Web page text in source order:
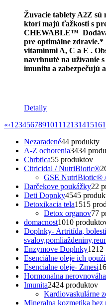
Žuvacie tablety A2Z sú
ktorí majú ťažkosti s
CHEWABLE™
pre optimálne zdravie.*
vitamínmi A, C a E .
navrhnuté na užívanie
imunitu a zabezpečujú
Detaily
«‹1 234567891011 1213141516
Nezaradené44 produkty
A-Z ochorenia3434
Chrbtica55 produktov
Citricidal / NutriBiotic®
GSE NutriBiotic®
Darčekove poukážky22
Deti Dopnky4545
Detoxikacia tela1515
Detox organov77
domacnost1010
Doplnky- Artritída,
Enzymove Doplnky1212
Esenciálne oleje ich
Esencialne oleje- Zmesi16
Hormonalna nerovnováha
Imunita2424 produktov
Kardiovaskulárne
Mineralna kozmetika bez